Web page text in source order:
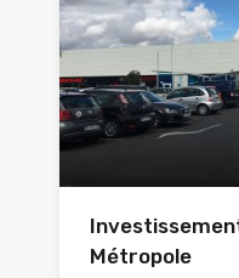
Métropole